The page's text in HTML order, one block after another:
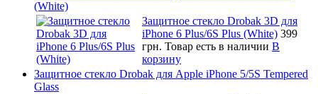
(White)
Защитное стекло Drobak 3D для
iPhone 6 Plus/6S Plus (White) 399
грн. Товар есть в наличии В
корзину
Защитное стекло Drobak для Apple iPhone 5/5S Tempered
Glass